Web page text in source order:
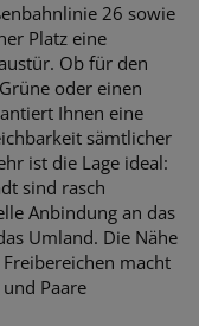
26 sowie
Platz eine
Ob für den
oder einen
Ihnen eine
sämtlicher
ist die Lage ideal:
sind rasch
Anbindung an das
Umland. Die Nähe
macht
Paare